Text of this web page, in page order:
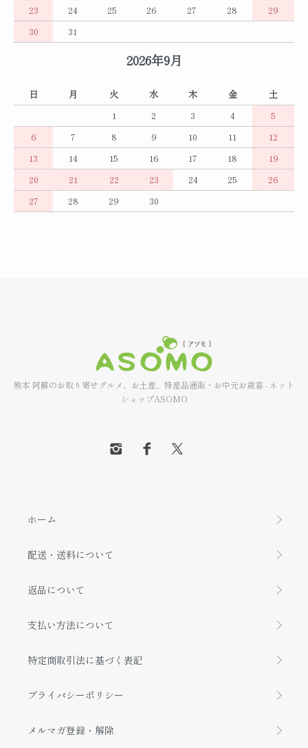
23
24 25 26 27 28
29
30
31
2026年9月
日 月 火 水 木 金
土
1
2 3 4
5
6
7 8 9 10 11
12
13
14 15 16 17 18
19
20
21 22 23 24 25
26
27
28 29 30
熊本 阿蘇のお取り寄せグルメ、お土産、特産品通販・お中元お歳暮 - ネット
ショップASOMO
ホーム
配送・送料について
返品について
支払い方法について
特定商取引法に基づく表記
プライバシーポリシー
メルマガ登録・解除